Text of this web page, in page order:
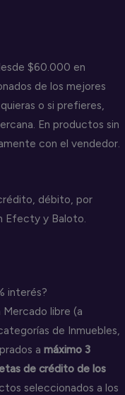
$60.000 en
de los mejores
o si prefieres,
En productos sin
con el vendedor.
débito, por
Efecty y Baloto.
interés?
libre (a
de Inmuebles,
a máximo 3
de crédito de los
seleccionados a los